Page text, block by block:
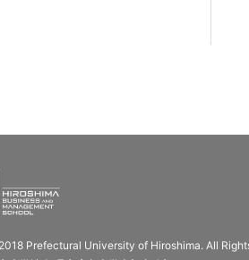
Prefectural University of Hiroshima. All